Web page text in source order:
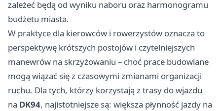
zależeć będą od wyniku naboru oraz harmonogramu
budżetu miasta.
W praktyce dla kierowców i rowerzystów oznacza to
perspektywę krótszych postojów i czytelniejszych
manewrów na skrzyżowaniu – choć prace budowlane
mogą wiązać się z czasowymi zmianami organizacji
ruchu. Dla tych, którzy korzystają z trasy do wjazdu
na DK94, najistotniejsze są: większa płynność jazdy na